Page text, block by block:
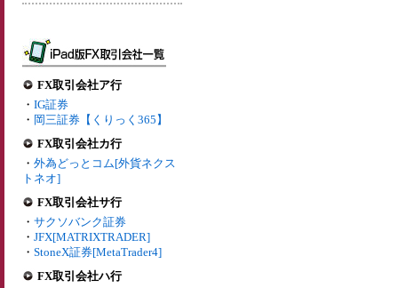
FX取引会社ア行
・ IG証券
・ 岡三証券【くりっく365】
FX取引会社カ行
・ 外為どっとコム[外貨ネクス
トネオ]
FX取引会社サ行
・ サクソバンク証券
・ JFX[MATRIXTRADER]
・ StoneX証券[MetaTrader4]
FX取引会社ハ行